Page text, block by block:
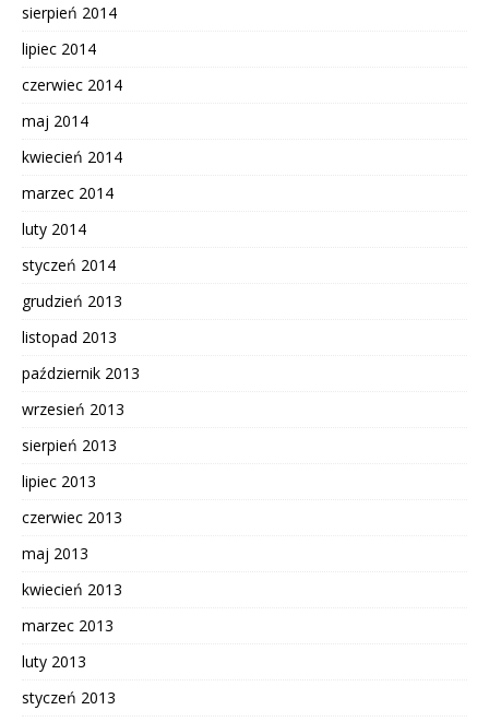
sierpień 2014
lipiec 2014
czerwiec 2014
maj 2014
kwiecień 2014
marzec 2014
luty 2014
styczeń 2014
grudzień 2013
listopad 2013
październik 2013
wrzesień 2013
sierpień 2013
lipiec 2013
czerwiec 2013
maj 2013
kwiecień 2013
marzec 2013
luty 2013
styczeń 2013